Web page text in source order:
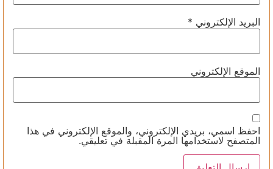
البريد الإلكتروني *
الموقع الإلكتروني
احفظ اسمي، بريدي الإلكتروني، والموقع الإلكتروني في هذا
المتصفح لاستخدامها المرة المقبلة في تعليقي.